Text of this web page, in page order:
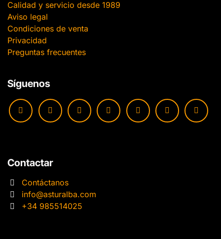
Calidad y servicio desde 1989
Aviso legal
Condiciones de venta
Privacidad
Preguntas frecuentes
Síguenos
Contactar
Contáctanos
info@asturalba.com
+34 985514025